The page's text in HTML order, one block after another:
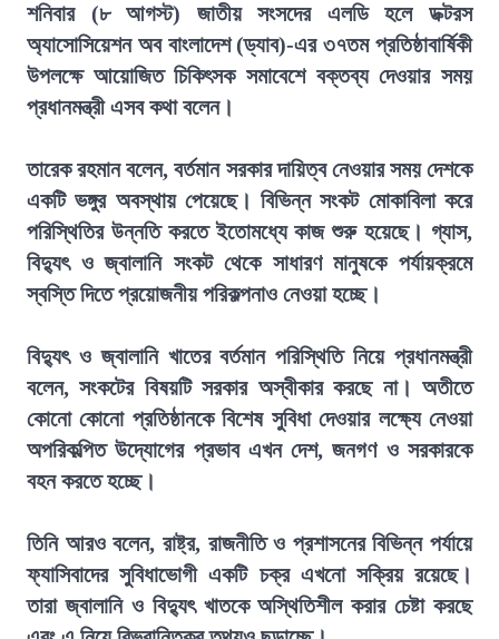
শনিবার (৮ আগস্ট) জাতীয় সংসদের এলডি হলে ডক্টরস
অ্যাসোসিয়েশন অব বাংলাদেশ (ড্যাব)-এর ৩৭তম প্রতিষ্ঠাবার্ষিকী
উপলক্ষে আয়োজিত চিকিৎসক সমাবেশে বক্তব্য দেওয়ার সময়
প্রধানমন্ত্রী এসব কথা বলেন।
তারেক রহমান বলেন, বর্তমান সরকার দায়িত্ব নেওয়ার সময় দেশকে
একটি ভঙ্গুর অবস্থায় পেয়েছে। বিভিন্ন সংকট মোকাবিলা করে
পরিস্থিতির উন্নতি করতে ইতোমধ্যে কাজ শুরু হয়েছে। গ্যাস,
বিদ্যুৎ ও জ্বালানি সংকট থেকে সাধারণ মানুষকে পর্যায়ক্রমে
স্বস্তি দিতে প্রয়োজনীয় পরিকল্পনাও নেওয়া হচ্ছে।
বিদ্যুৎ ও জ্বালানি খাতের বর্তমান পরিস্থিতি নিয়ে প্রধানমন্ত্রী
বলেন, সংকটের বিষয়টি সরকার অস্বীকার করছে না। অতীতে
কোনো কোনো প্রতিষ্ঠানকে বিশেষ সুবিধা দেওয়ার লক্ষ্যে নেওয়া
অপরিকল্পিত উদ্যোগের প্রভাব এখন দেশ, জনগণ ও সরকারকে
বহন করতে হচ্ছে।
তিনি আরও বলেন, রাষ্ট্র, রাজনীতি ও প্রশাসনের বিভিন্ন পর্যায়ে
ফ্যাসিবাদের সুবিধাভোগী একটি চক্র এখনো সক্রিয় রয়েছে।
তারা জ্বালানি ও বিদ্যুৎ খাতকে অস্থিতিশীল করার চেষ্টা করছে